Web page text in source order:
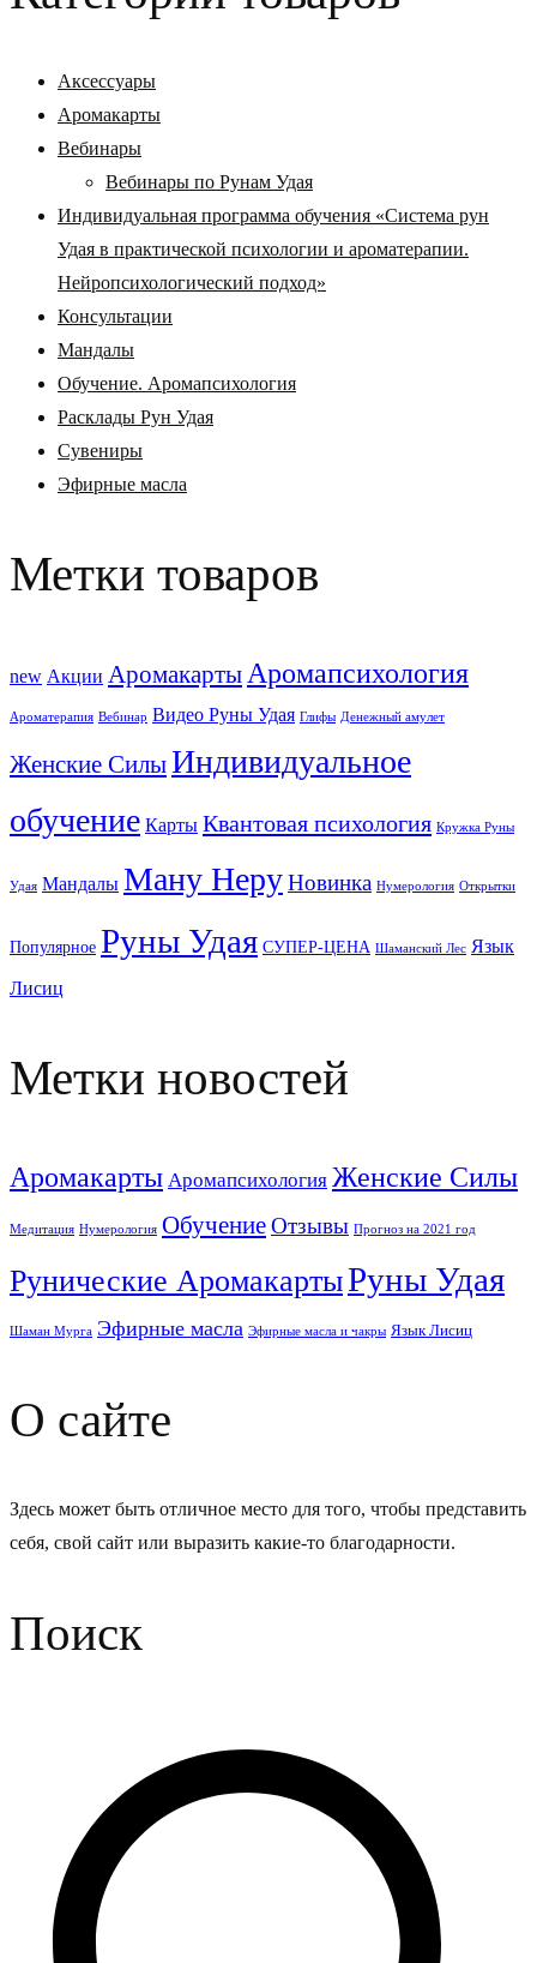
Аксессуары
Аромакарты
Вебинары
Вебинары по Рунам Удая
Индивидуальная программа обучения «Система рун
Удая в практической психологии и ароматерапии.
Нейропсихологический подход»
Консультации
Мандалы
Обучение. Аромапсихология
Расклады Рун Удая
Сувениры
Эфирные масла
Метки товаров
new Акции Аромакарты Аромапсихология
Ароматерапия Вебинар Видео Руны Удая Глифы Денежный амулет
Женские СилыИндивидуальное
обучение Карты Квантовая психология Кружка Руны
Удая Мандалы Ману НеруНовинка Нумерология Открытки
Популярное Руны Удая СУПЕР-ЦЕНА Шаманский Лес Язык
Лисиц
Метки новостей
Аромакарты Аромапсихология Женские Силы
Медитация Нумерология ОбучениеОтзывы Прогноз на 2021 год
Рунические АромакартыРуны Удая
Шаман Мурга Эфирные масла Эфирные масла и чакры Язык Лисиц
О сайте
Здесь может быть отличное место для того, чтобы представить
себя, свой сайт или выразить какие-то благодарности.
Поиск